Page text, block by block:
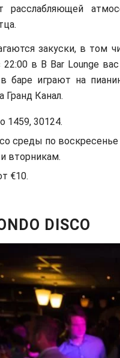
расслабляющей
закуски, в том
в B Bar Lounge
баре играют на
Гранд Канал.
1459, 30124.
среды по
вторникам.
€10.
DISCO